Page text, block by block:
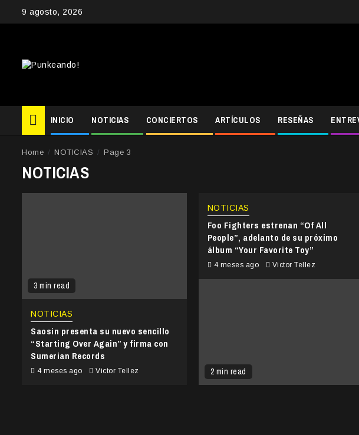
9 agosto, 2026
INICIO NOTICIAS CONCIERTOS ARTÍCULOS RESEÑAS
Home NOTICIAS Page 3
NOTICIAS
3 min read
NOTICIAS
Saosin presenta su nuevo sencillo
“Starting Over Again” y firma con
Sumerian Records
4 meses ago Victor Tellez 2 min read
NOTICIAS
Foo Fighters estrenan “Of All
People”, adelanto de su próximo
álbum “Your Favorite Toy”
4 meses ago Victor Tellez